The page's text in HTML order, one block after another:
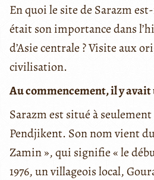
En quoi le site de Sarazm
était son importance dans
d’Asie centrale ? Visite aux
civilisation.
Au commencement, il y avait
Sarazm est situé à
Pendjikent. Son nom vient
Zamin », qui signifie « le
1976, un villageois local,